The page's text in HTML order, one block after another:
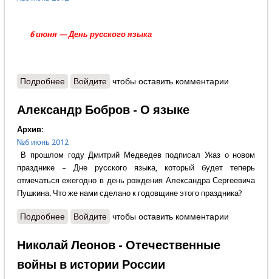
6 июня — День русского языка
Подробнеео Михаил Лемешев - Гений навсегда
Войдите чтобы оставить комментарии
Александр Бобров - О языке
Архив:
№6 июнь 2012
В прошлом году Дмитрий Медведев подписал Указ о новом
празднике – Дне русского языка, который будет теперь
отмечаться ежегодно в день рождения Александра Сергеевича
Пушкина. Что же нами сделано к годовщине этого праздника?
Подробнеео Александр Бобров - О языке
Войдите чтобы оставить комментарии
Николай Леонов - Отечественные
войны в истории России